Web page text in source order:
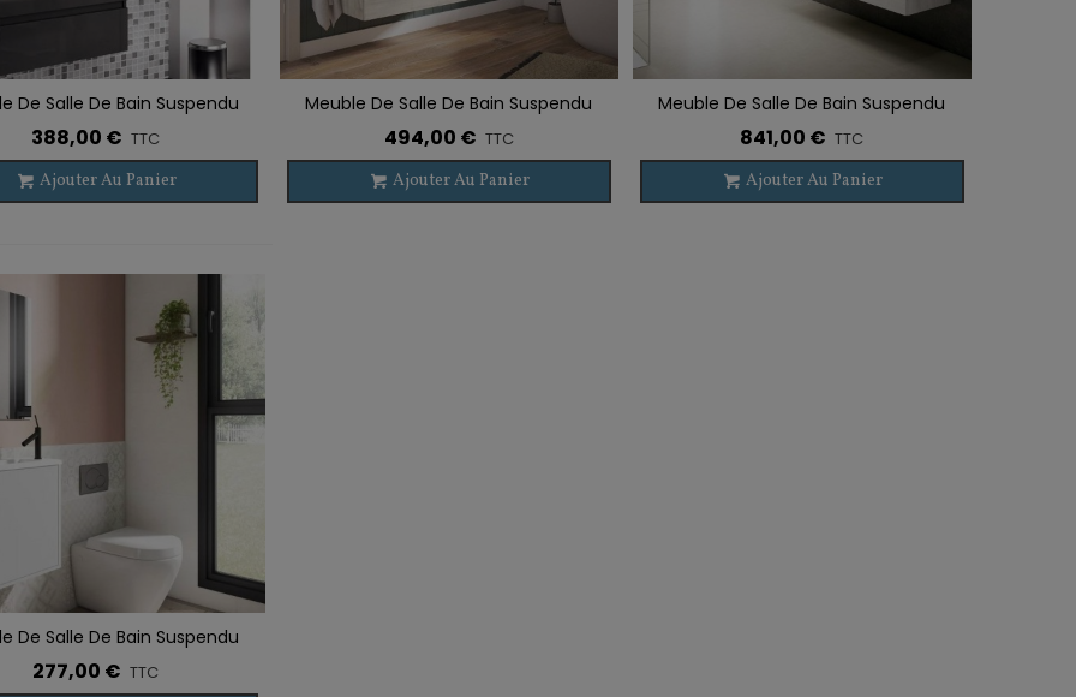
À La Liste De Souhaits
De Salle De Bain Suspendu
2 Tiroirs Faible Profondeur
388,00 € TTC
Ajouter Au Panier
Ajouter À La Liste De Souhaits
Meuble De Salle De Bain Suspendu
VISION 2 Tiroirs
494,00 € TTC
Ajouter Au Panier
Ajouter À La Liste De Souhaits
Meuble De Salle De Bain Suspendu
Double Vasque VISION 2 Tiroirs
841,00 € TTC
Ajouter Au Panier
À La Liste De Souhaits
De Salle De Bain Suspendu
LOFT 1 Porte
277,00 € TTC